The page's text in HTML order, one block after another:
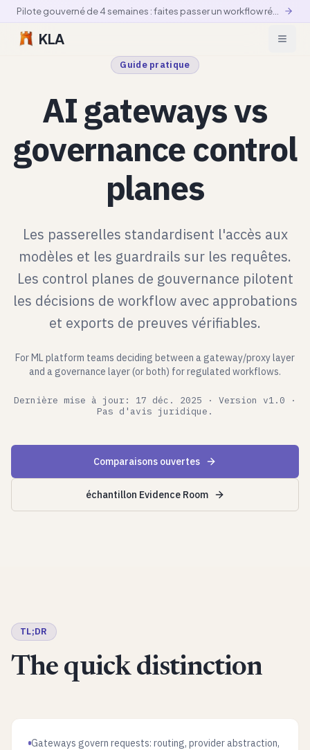
KLA
Guide pratique
AI gateways vs
governance control
planes
Les passerelles standardisent l'accès aux
modèles et les guardrails sur les requêtes.
Les control planes de gouvernance pilotent
les décisions de workflow avec approbations
et exports de preuves vérifiables.
For ML platform teams deciding between a gateway/proxy layer
and a governance layer (or both) for regulated workflows.
Dernière mise à jour: 17 déc. 2025 · Version v1.0 ·
Pas d'avis juridique.
Comparaisons ouvertes
échantillon Evidence Room
TL;DR
The quick distinction
Gateways govern requests: routing, provider abstraction,